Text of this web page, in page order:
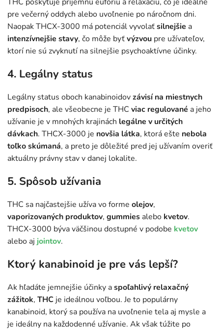
pre večerný oddych alebo uvoľnenie po náročnom dni.
Naopak THCX-3000 má potenciál vyvolaťsilnejšie a
intenzívnejšie stavy, čo môže byťvýzvou pre užívateľov,
ktorí nie sú zvyknutí na silnejšie psychoaktívne účinky.
4. Legálny status
Legálny status oboch kanabinoidovzávisí na miestnych
predpisoch, ale všeobecne je THC viac regulované a jeho
užívanie je v mnohých krajinách legálne v určitých
dávkach. THCX-3000 je novšia látka, ktorá ešte nebola
toľko skúmaná, a preto je dôležité pred jej užívaním overiť
aktuálny právny stav v danej lokalite.
5. Spôsob užívania
THC sa najčastejšie užíva vo forme olejov,
vaporizovaných produktov, gummies alebo kvetov.
THCX-3000 býva väčšinou dostupné v podobe kvetov
alebo aj jointov.
Ktorý kanabinoid je pre vás lepší?
Ak hľadáte jemnejšie účinky aspoľahlivý relaxačný
zážitok, THC je ideálnou voľbou. Je to populárny
kanabinoid, ktorý sa používa na uvoľnenie tela aj mysle a
je ideálny na každodenné užívanie. Ak však túžite po